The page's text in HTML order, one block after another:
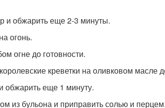
и обжарить еще 2-3 минуты.
огонь.
огне до готовности.
креветки на оливковом масле
обжарить еще 1 минуту.
из бульона и приправить солью и перцем.